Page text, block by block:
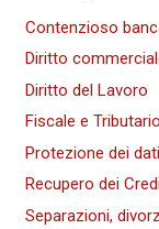
Contenzioso
Diritto
Diritto del Lavoro
Fiscale e Tributario
Protezione dei
Recupero dei
Separazioni,